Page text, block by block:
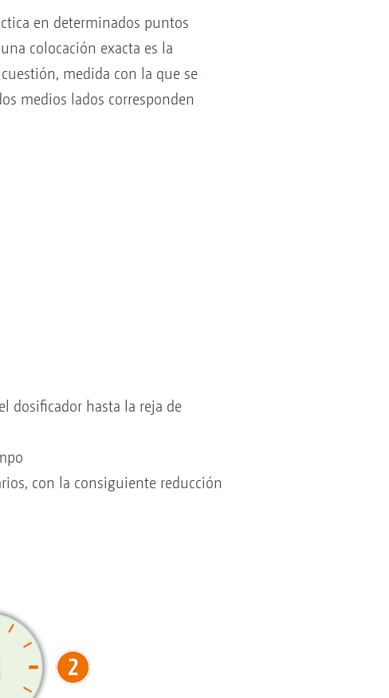
en determinados puntos
colocación exacta es la
medida con la que se
medios lados corresponden
dosificador hasta la reja de
con la consiguiente reducción